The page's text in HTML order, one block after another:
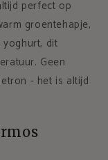
perfect op
groentehapje,
dit
Geen
- het is altijd